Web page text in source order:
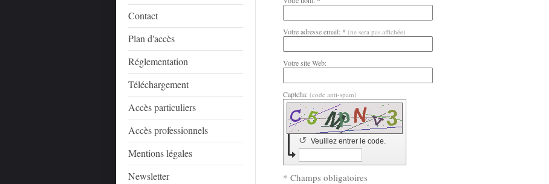
Contact
Plan d'accès
Réglementation
Téléchargement
Accès particuliers
Accès professionnels
Mentions légales
Newsletter
Votre adresse email: *(ne sera pas affichée)
Votre site Web:
Captcha:(code anti-spam)
Veuillez entrer le code.
↺
* Champs obligatoires